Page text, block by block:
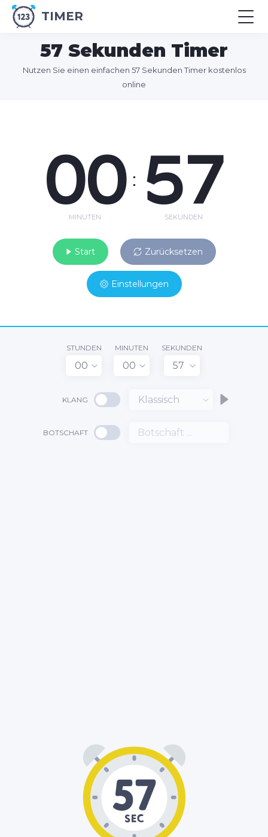
TIMER
57 Sekunden Timer
Nutzen Sie einen einfachen 57 Sekunden Timer kostenlos
online
00
MINUTEN
: 57
SEKUNDEN
Start Zurücksetzen
Einstellungen
STUNDEN
00
MINUTEN
00
SEKUNDEN
57
KLANG Klassisch
BOTSCHAFT
00
MINUTEN
: 57
SEKUNDEN